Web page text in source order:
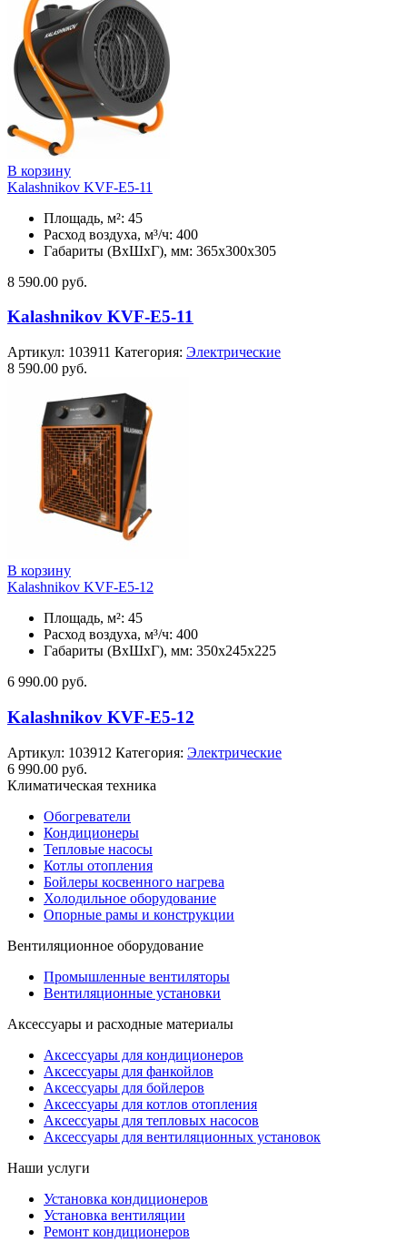
В корзину
Kalashnikov KVF-E5-11
Площадь, м²: 45
Расход воздуха, м³/ч: 400
Габариты (ВхШхГ), мм: 365x300x305
8 590.00 руб.
Kalashnikov KVF-E5-11
Артикул: 103911 Категория: Электрические
8 590.00 руб.
В корзину
Kalashnikov KVF-E5-12
Площадь, м²: 45
Расход воздуха, м³/ч: 400
Габариты (ВхШхГ), мм: 350x245x225
6 990.00 руб.
Kalashnikov KVF-E5-12
Артикул: 103912 Категория: Электрические
6 990.00 руб.
Климатическая техника
Обогреватели
Кондиционеры
Тепловые насосы
Котлы отопления
Бойлеры косвенного нагрева
Холодильное оборудование
Опорные рамы и конструкции
Вентиляционное оборудование
Промышленные вентиляторы
Вентиляционные установки
Аксессуары и расходные материалы
Аксессуары для кондиционеров
Аксессуары для фанкойлов
Аксессуары для бойлеров
Аксессуары для котлов отопления
Аксессуары для тепловых насосов
Аксессуары для вентиляционных установок
Наши услуги
Установка кондиционеров
Установка вентиляции
Ремонт кондиционеров